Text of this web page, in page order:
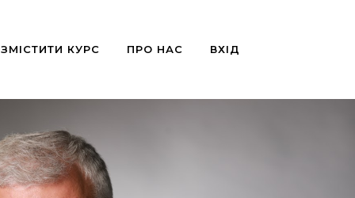
КУРС ПРО НАС ВХІД